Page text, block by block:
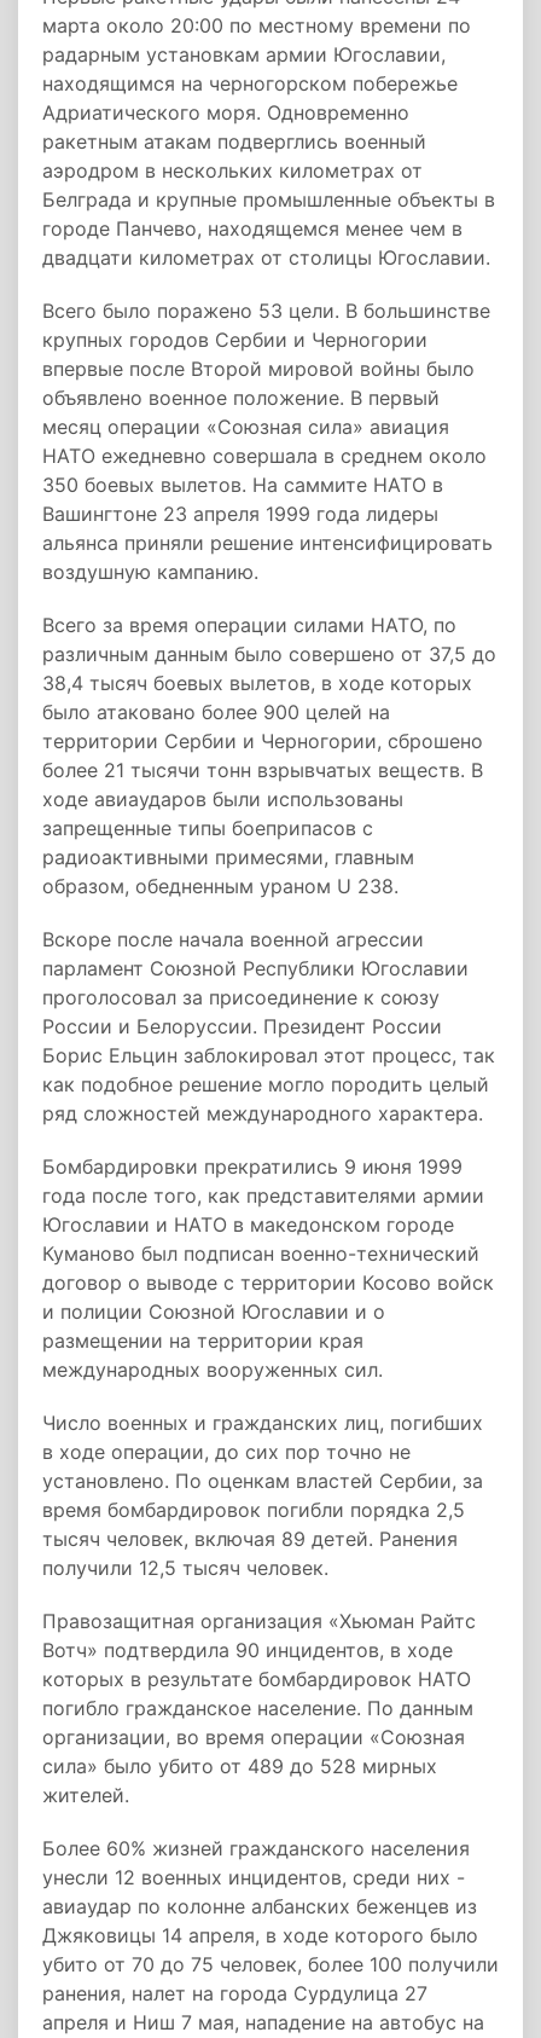
марта около 20:00 по местному времени по
радарным установкам армии Югославии,
находящимся на черногорском побережье
Адриатического моря. Одновременно
ракетным атакам подверглись военный
аэродром в нескольких километрах от
Белграда и крупные промышленные объекты в
городе Панчево, находящемся менее чем в
двадцати километрах от столицы Югославии.
Всего было поражено 53 цели. В большинстве
крупных городов Сербии и Черногории
впервые после Второй мировой войны было
объявлено военное положение. В первый
месяц операции «Союзная сила» авиация
НАТО ежедневно совершала в среднем около
350 боевых вылетов. На саммите НАТО в
Вашингтоне 23 апреля 1999 года лидеры
альянса приняли решение интенсифицировать
воздушную кампанию.
Всего за время операции силами НАТО, по
различным данным было совершено от 37,5 до
38,4 тысяч боевых вылетов, в ходе которых
было атаковано более 900 целей на
территории Сербии и Черногории, сброшено
более 21 тысячи тонн взрывчатых веществ. В
ходе авиаударов были использованы
запрещенные типы боеприпасов с
радиоактивными примесями, главным
образом, обедненным ураном U 238.
Вскоре после начала военной агрессии
парламент Союзной Республики Югославии
проголосовал за присоединение к союзу
России и Белоруссии. Президент России
Борис Ельцин заблокировал этот процесс, так
как подобное решение могло породить целый
ряд сложностей международного характера.
Бомбардировки прекратились 9 июня 1999
года после того, как представителями армии
Югославии и НАТО в македонском городе
Куманово был подписан военно-технический
договор о выводе с территории Косово войск
и полиции Союзной Югославии и о
размещении на территории края
международных вооруженных сил.
Число военных и гражданских лиц, погибших
в ходе операции, до сих пор точно не
установлено. По оценкам властей Сербии, за
время бомбардировок погибли порядка 2,5
тысяч человек, включая 89 детей. Ранения
получили 12,5 тысяч человек.
Правозащитная организация «Хьюман Райтс
Вотч» подтвердила 90 инцидентов, в ходе
которых в результате бомбардировок НАТО
погибло гражданское население. По данным
организации, во время операции «Союзная
сила» было убито от 489 до 528 мирных
жителей.
Более 60% жизней гражданского населения
унесли 12 военных инцидентов, среди них -
авиаудар по колонне албанских беженцев из
Джяковицы 14 апреля, в ходе которого было
убито от 70 до 75 человек, более 100 получили
ранения, налет на города Сурдулица 27
апреля и Ниш 7 мая, нападение на автобус на